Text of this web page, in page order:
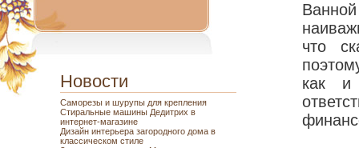
Новости
Саморезы и шурупы для крепления
Стиральные машины Дедитрих в
интернет-магазине
Дизайн интерьера загородного дома в
классическом стиле
что
как и